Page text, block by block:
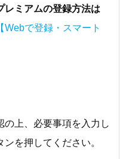
レミアムの登録方法は
で登録・スマート
の上、必要事項を入力し
ンを押してください。